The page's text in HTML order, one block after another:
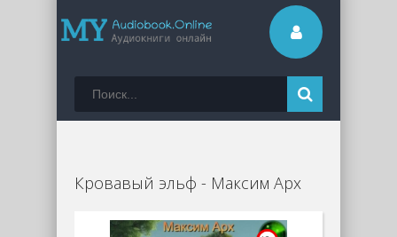
Кровавый эльф - Максим Арх